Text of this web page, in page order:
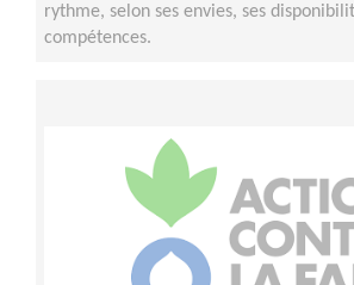
rythme, selon ses envies, ses
compétences.